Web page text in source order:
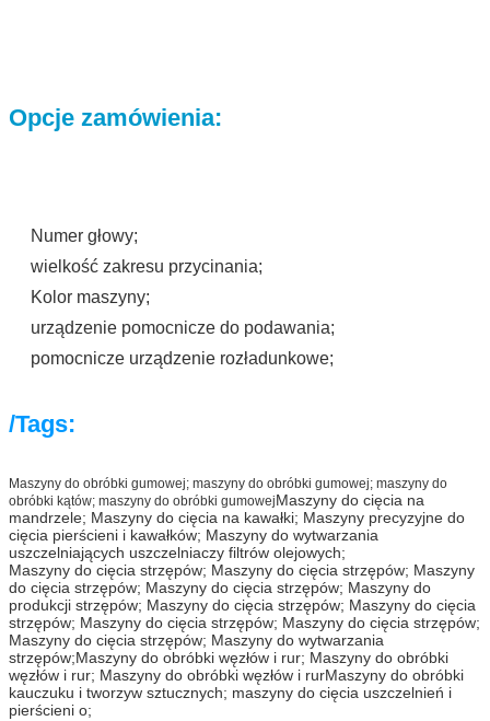
Opcje zamówienia:
Numer głowy;
wielkość zakresu przycinania;
Kolor maszyny;
urządzenie pomocnicze do podawania;
pomocnicze urządzenie rozładunkowe;
/Tags:
Maszyny do obróbki gumowej; maszyny do obróbki gumowej; maszyny do
obróbki kątów; maszyny do obróbki gumowejMaszyny do cięcia na
mandrzele; Maszyny do cięcia na kawałki; Maszyny precyzyjne do
cięcia pierścieni i kawałków; Maszyny do wytwarzania
uszczelniających uszczelniaczy filtrów olejowych;
Maszyny do cięcia strzępów; Maszyny do cięcia strzępów; Maszyny
do cięcia strzępów; Maszyny do cięcia strzępów; Maszyny do
produkcji strzępów; Maszyny do cięcia strzępów; Maszyny do cięcia
strzępów; Maszyny do cięcia strzępów; Maszyny do cięcia strzępów;
Maszyny do cięcia strzępów; Maszyny do wytwarzania
strzępów;Maszyny do obróbki węzłów i rur; Maszyny do obróbki
węzłów i rur; Maszyny do obróbki węzłów i rurMaszyny do obróbki
kauczuku i tworzyw sztucznych; maszyny do cięcia uszczelnień i
pierścieni o;